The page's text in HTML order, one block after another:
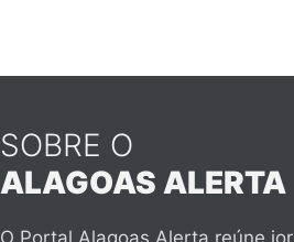
SOBRE O
ALAGOAS ALERTA
O Portal Alagoas Alerta reúne